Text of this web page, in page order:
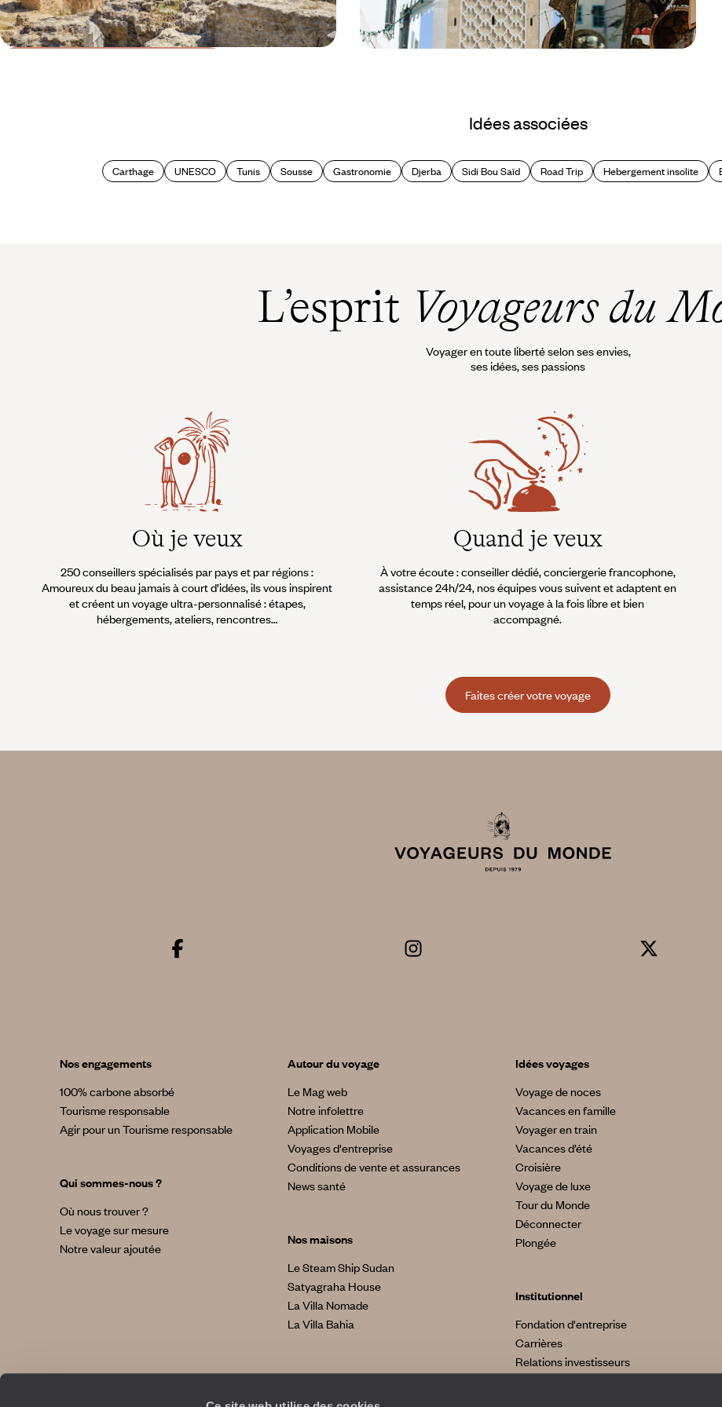
Idées associées
Carthage UNESCO Tunis Sousse Gastronomie Djerba Sidi Bou Saïd Road Trip Hebergement insolite
L’esprit Voyageurs du
Voyager en toute liberté selon ses envies,
ses idées, ses passions
Où je veux
250 conseillers spécialisés par pays et par régions :
Amoureux du beau jamais à court d’idées, ils vous inspirent
et créent un voyage ultra-personnalisé : étapes,
hébergements, ateliers, rencontres…
Quand je veux
À votre écoute : conseiller dédié, conciergerie francophone,
assistance 24h/24, nos équipes vous suivent et adaptent en
temps réel, pour un voyage à la fois libre et bien
accompagné.
Faites créer votre voyage
Nos engagements
100% carbone absorbé
Tourisme responsable
Agir pour un Tourisme responsable
Qui sommes-nous ?
Où nous trouver ?
Le voyage sur mesure
Notre valeur ajoutée
Autour du voyage
Le Mag web
Notre infolettre
Application Mobile
Voyages d'entreprise
Conditions de vente et assurances
News santé
Nos maisons
Le Steam Ship Sudan
Satyagraha House
La Villa Nomade
La Villa Bahia
Idées voyages
Voyage de noces
Vacances en famille
Voyager en train
Vacances d’été
Croisière
Voyage de luxe
Tour du Monde
Déconnecter
Plongée
Institutionnel
Fondation d'entreprise
Carrières
Relations investisseurs